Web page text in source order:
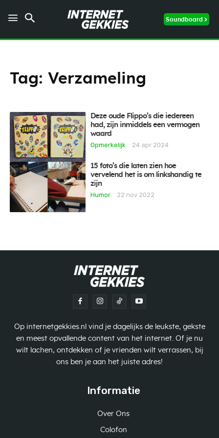
Soundboard
Tag: Verzameling
Deze oude Flippo’s die iedereen
had, zijn inmiddels een vermogen
waard
Opmerkelijk
24 apr 2024
15 foto’s die laten zien hoe
vervelend het is om linkshandig te
zijn
Humor
22 nov 2022
Op internetgekkies.nl vind je dagelijks de leukste, gekste
en meest opvallende content van het internet. Of je nu
wilt lachen, ontdekken of je vrienden wilt verrassen, bij
ons ben je aan het juiste adres!
Informatie
Over Ons
Colofon